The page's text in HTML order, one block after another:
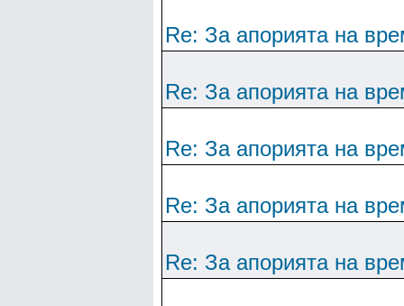
Re: За апорията на
Re: За апорията на
Re: За апорията на
Re: За апорията на
Re: За апорията на